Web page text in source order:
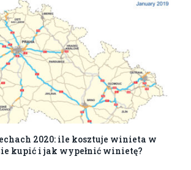
2020: ile kosztuje winieta w
kupić i jak wypełnić winietę?